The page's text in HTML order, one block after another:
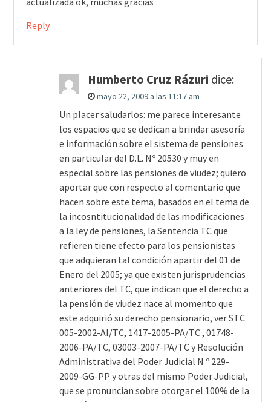
Reply
Humberto Cruz Rázuri dice:
mayo 22, 2009 a las 11:17 am
Un placer saludarlos: me parece interesante
los espacios que se dedican a brindar asesoría
e información sobre el sistema de pensiones
en particular del D.L. Nº 20530 y muy en
especial sobre las pensiones de viudez; quiero
aportar que con respecto al comentario que
hacen sobre este tema, basados en el tema de
la incosntitucionalidad de las modificaciones
a la ley de pensiones, la Sentencia TC que
refieren tiene efecto para los pensionistas
que adquieran tal condición apartir del 01 de
Enero del 2005; ya que existen jurisprudencias
anteriores del TC, que indican que el derecho a
la pensión de viudez nace al momento que
este adquirió su derecho pensionario, ver STC
005-2002-AI/TC, 1417-2005-PA/TC , 01748-
2006-PA/TC, 03003-2007-PA/TC y Resolución
Administrativa del Poder Judicial N º 229-
2009-GG-PP y otras del mismo Poder Judicial,
que se pronuncian sobre otorgar el 100% de la